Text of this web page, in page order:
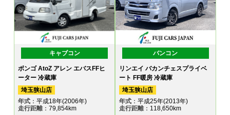
キャブコン
ボンゴ AtoZ アレン エバスFFヒ
ーター 冷蔵庫
埼玉狭山店
年式 ：平成18年(2006年)
走行距離：79,854km
バンコン
リンエイ バカンチェスプライベ
ート FF暖房 冷蔵庫
埼玉狭山店
年式：平成25年(2013年)
走行距離：118,650km